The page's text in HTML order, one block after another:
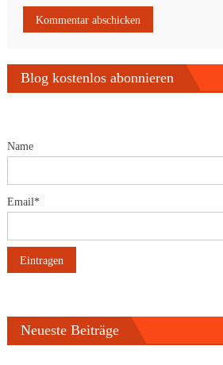
Blog kostenlos abonnieren
Name
Email*
Neueste Beiträge